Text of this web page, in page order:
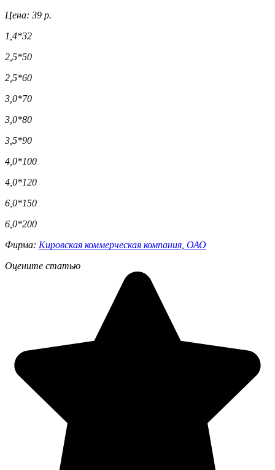
Цена: 39 р.
1,4*32
2,5*50
2,5*60
3,0*70
3,0*80
3,5*90
4,0*100
4,0*120
6,0*150
6,0*200
Фирма: Кировская коммерческая компания, ОАО
Оцените статью